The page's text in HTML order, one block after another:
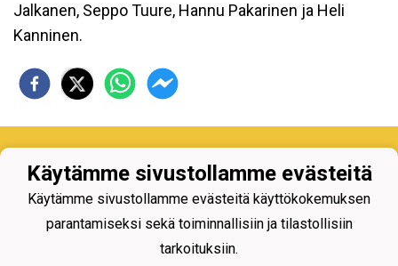
Jalkanen, Seppo Tuure, Hannu Pakarinen ja Heli
Kanninen.
Käytämme sivustollamme evästeitä
Käytämme sivustollamme evästeitä käyttökokemuksen
parantamiseksi sekä toiminnallisiin ja tilastollisiin
tarkoituksiin.